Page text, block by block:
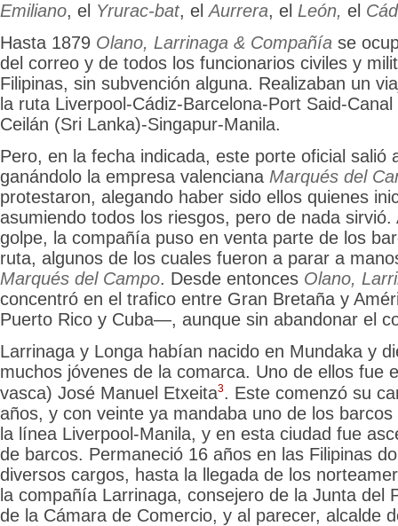
Emiliano, el Yrurac-bat, el Aurrera, el León, el
Hasta 1879 Olano, Larrinaga & Compañía se
del correo y de todos los funcionarios civiles y
Filipinas, sin subvención alguna. Realizaban un
la ruta Liverpool-Cádiz-Barcelona-Port Said-
Ceilán (Sri Lanka)-Singapur-Manila.
Pero, en la fecha indicada, este porte oficial salió
ganándolo la empresa valenciana Marqués del
protestaron, alegando haber sido ellos quienes
asumiendo todos los riesgos, pero de nada sirvió.
golpe, la compañía puso en venta parte de los
ruta, algunos de los cuales fueron a parar a
Marqués del Campo. Desde entonces Olano,
concentró en el trafico entre Gran Bretaña y
Puerto Rico y Cuba—, aunque sin abandonar el
Larrinaga y Longa habían nacido en Mundaka y
muchos jóvenes de la comarca. Uno de ellos fue
vasca) José Manuel Etxeita3. Este comenzó su
años, y con veinte ya mandaba uno de los
la línea Liverpool-Manila, y en esta ciudad fue
de barcos. Permaneció 16 años en las Filipinas
diversos cargos, hasta la llegada de los
la compañía Larrinaga, consejero de la Junta del
de la Cámara de Comercio, y al parecer, alcalde